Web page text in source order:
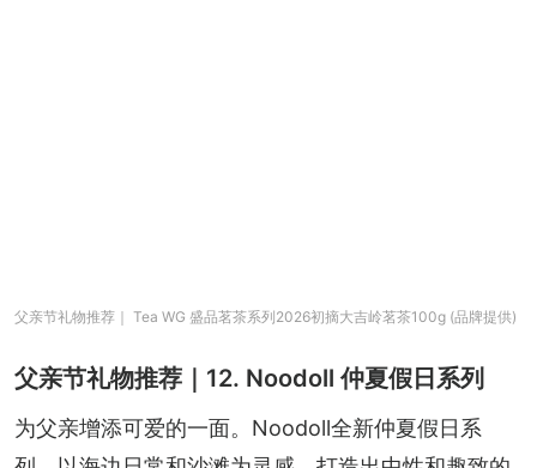
父亲节礼物推荐｜ Tea WG 盛品茗茶系列2026初摘大吉岭茗茶100g (品牌提供)
父亲节礼物推荐｜12. Noodoll 仲夏假日系列
为父亲增添可爱的一面。Noodoll全新仲夏假日系